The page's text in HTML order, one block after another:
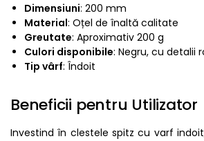
Dimensiuni: 200 mm
Material: Oțel de înaltă calitate
Greutate: Aproximativ 200 g
Culori disponibile: Negru, cu detalii
Tip vârf: Îndoit
Beneficii pentru Utilizator
Investind în clestele spitz cu varf